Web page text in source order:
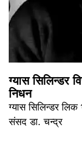
ग्यास सिलिन्डर
निधन
ग्यास सिलिन्डर
संसद डा. चन्द्र